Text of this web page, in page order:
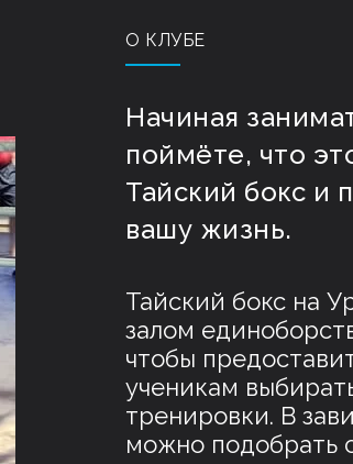
О КЛУБЕ
Начиная
поймёте, что
Тайский бокс и
вашу жизнь.
Тайский бокс на
залом
чтобы
ученикам
тренировки. В
можно подобрать